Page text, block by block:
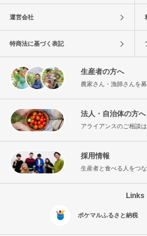
運営会社
特商法に基づく表記
生産者の方へ
農家さん・漁師さんを
法人・自治体の方へ
アライアンスのご相談
採用情報
生産者と食べる人をつ
Links
ポケマルふるさと納税